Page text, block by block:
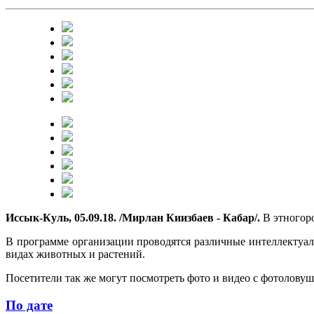
Иссык-Куль, 05.09.18. /Мирлан Киизбаев - Кабар/. В
В программе организации проводятся различные
видах животных и растений.
Посетители так же могут посмотреть фото и видео с
По дате